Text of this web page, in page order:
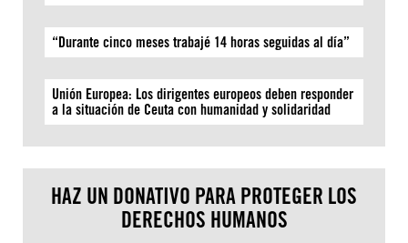
“Durante cinco meses trabajé 14 horas seguidas al día”
Unión Europea: Los dirigentes europeos deben responder
a la situación de Ceuta con humanidad y solidaridad
HAZ UN DONATIVO PARA PROTEGER LOS
DERECHOS HUMANOS